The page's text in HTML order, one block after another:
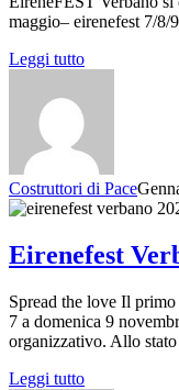
maggio– eirenefest 7/8/
Leggi tutto
Costruttori di Pace
Eirenefest
Spread the love Il
7 a domenica 9
organizzativo. Allo
Leggi tutto